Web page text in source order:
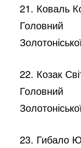
21. Коваль
Головний
22. Козак
Головний
23. Гибало